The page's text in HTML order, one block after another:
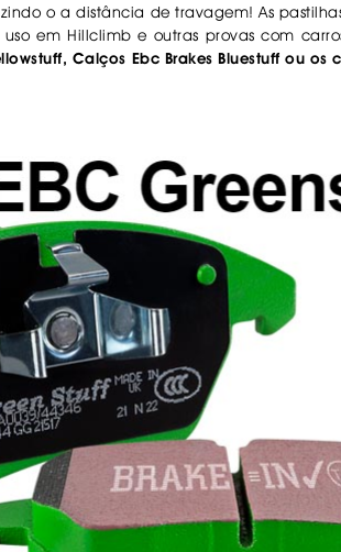
o a distância de travagem! As
em Hillclimb e outras provas com
Calços Ebc Brakes Bluestuff ou os